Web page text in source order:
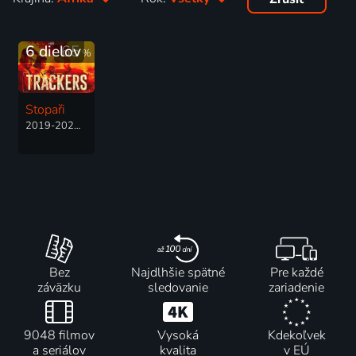
65%
6 dielov
Stopaři
2019-2020 | Južná Afrika | Thriller, Akčný, Dráma, Krimi
Bez
záväzku
Najdlhšie spätné
sledovanie
Pre každé
zariadenie
9048 filmov
a seriálov
Vysoká
kvalita
Kdekoľvek
v EÚ